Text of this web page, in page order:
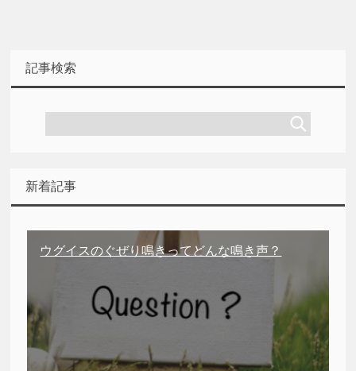
記事検索
新着記事
ウグイスのぐぜり鳴きってどんな鳴き声？